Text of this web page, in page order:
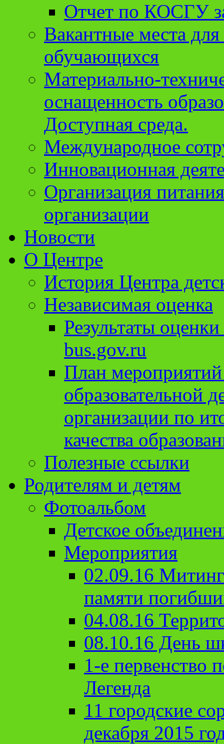
Отчет по КОСГУ
Вакантные места
обучающихся
Материально-
оснащенность
Доступная среда.
Международное
Инновационная
Организация
организации
Новости
О Центре
История Центра
Независимая оценка
Результаты
bus.gov.ru
План
образовательной
организации по
качества
Полезные ссылки
Родителям и детям
Фотоальбом
Детское
Мероприятия
02.09.16
памяти
04.08.16
08.10.16 День
1-е первенство
Легенда
11 городские
декабря 2015